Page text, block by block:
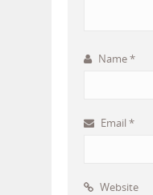
Name*
Email *
Website